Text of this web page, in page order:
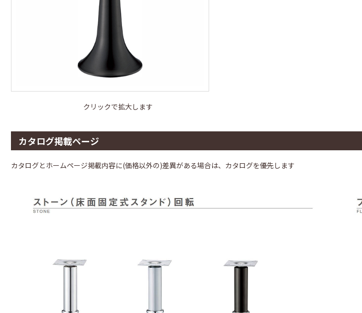
クリックで拡大します
カタログ掲載ページ
カタログとホームページ掲載内容に(価格以外の)差異がある場合は、カタログを優先します